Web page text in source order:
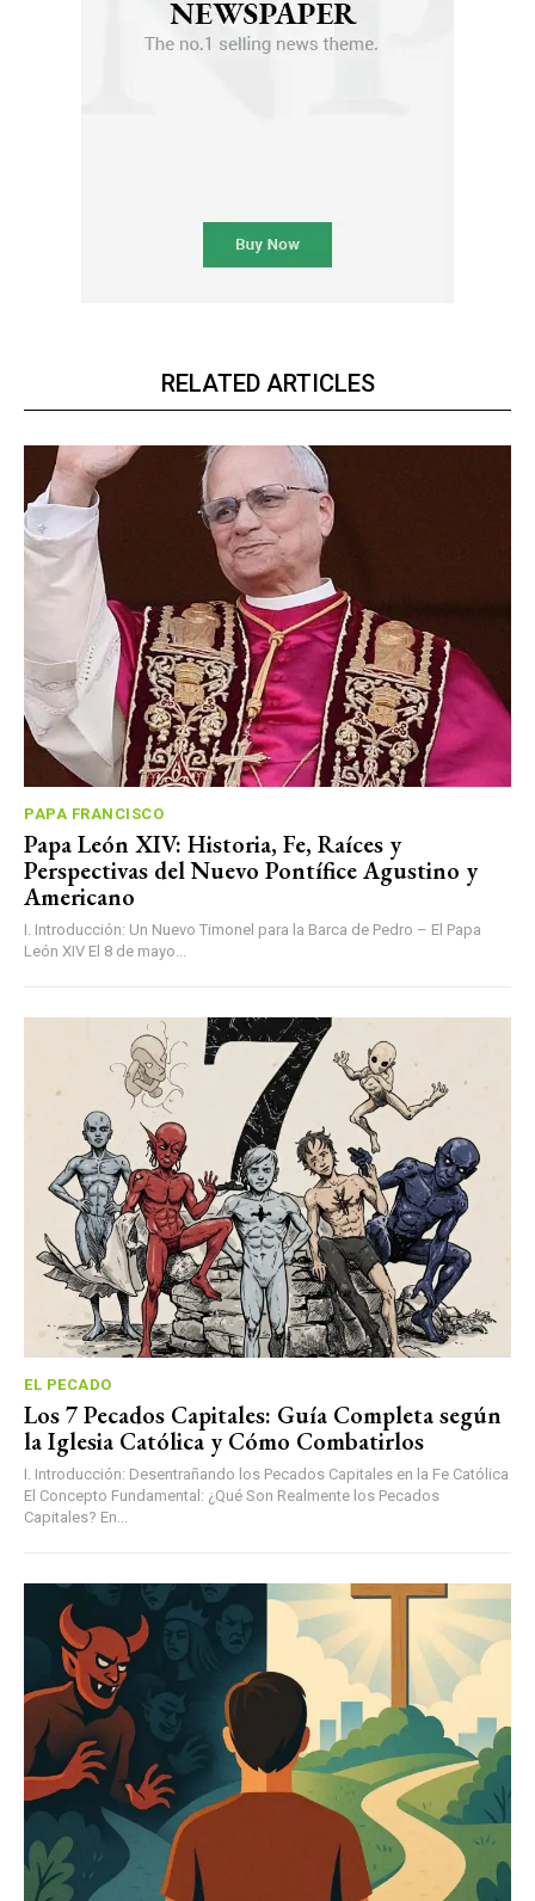
RELATED ARTICLES
PAPA FRANCISCO
Papa León XIV: Historia, Fe, Raíces y
Perspectivas del Nuevo Pontífice Agustino y
Americano
I. Introducción: Un Nuevo Timonel para la Barca de Pedro – El Papa
León XIV El 8 de mayo...
EL PECADO
Los 7 Pecados Capitales: Guía Completa según
la Iglesia Católica y Cómo Combatirlos
I. Introducción: Desentrañando los Pecados Capitales en la Fe Católica
El Concepto Fundamental: ¿Qué Son Realmente los Pecados
Capitales? En...